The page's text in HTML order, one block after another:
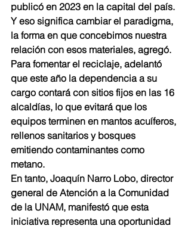
publicó en 2023 en la capital del país.
Y eso significa cambiar el paradigma,
la forma en que concebimos nuestra
relación con esos materiales, agregó.
Para fomentar el reciclaje, adelantó
que este año la dependencia a su
cargo contará con sitios fijos en las 16
alcaldías, lo que evitará que los
equipos terminen en mantos acuíferos,
rellenos sanitarios y bosques
emitiendo contaminantes como
metano.
En tanto, Joaquín Narro Lobo, director
general de Atención a la Comunidad
de la UNAM, manifestó que esta
iniciativa representa una oportunidad